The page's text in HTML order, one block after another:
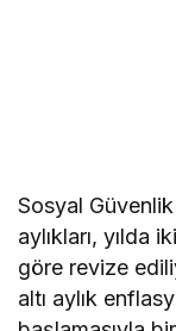
Sosyal
aylıkları, yılda
göre revize
altı aylık